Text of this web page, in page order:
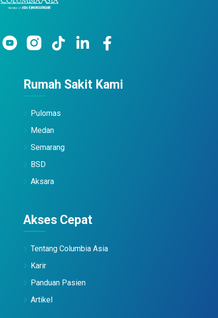
Rumah Sakit Kami
Pulomas
Medan
Semarang
BSD
Aksara
Akses Cepat
Tentang Columbia Asia
Karir
Panduan Pasien
Artikel